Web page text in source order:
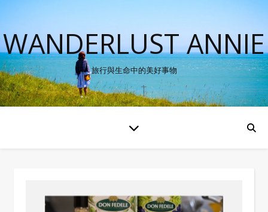
WANDERLUST ANNIE
旅行與生命中的美好事物